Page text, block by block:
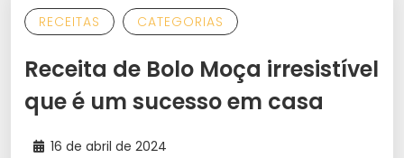
RECEITAS CATEGORIAS
Receita de Bolo Moça irresistível
que é um sucesso em casa
16 de abril de 2024